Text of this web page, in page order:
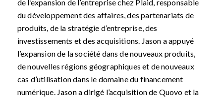
de l’expansion de l’entreprise chez Plaid, responsable
du développement des affaires, des partenariats de
produits, de la stratégie d’entreprise, des
investissements et des acquisitions. Jason a appuyé
l’expansion de la société dans de nouveaux produits,
de nouvelles régions géographiques et de nouveaux
cas d’utilisation dans le domaine du financement
numérique. Jason a dirigé l’acquisition de Quovo et la